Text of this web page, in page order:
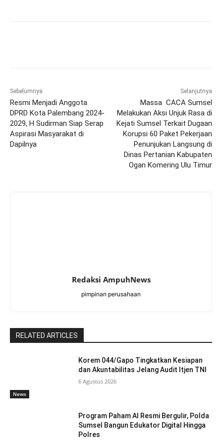
Sebelumnya
Resmi Menjadi Anggota
DPRD Kota Palembang 2024-
2029, H Sudirman Siap Serap
Aspirasi Masyarakat di
Dapilnya
Selanjutnya
Massa CACA Sumsel
Melakukan Aksi Unjuk Rasa di
Kejati Sumsel Terkait Dugaan
Korupsi 60 Paket Pekerjaan
Penunjukan Langsung di
Dinas Pertanian Kabupaten
Ogan Komering Ulu Timur
Redaksi AmpuhNews
pimpinan perusahaan
RELATED ARTICLES
News
Korem 044/Gapo Tingkatkan Kesiapan
dan Akuntabilitas Jelang Audit Itjen TNI
6 Agustus 2026
Program Paham AI Resmi Bergulir, Polda
Sumsel Bangun Edukator Digital Hingga
Polres